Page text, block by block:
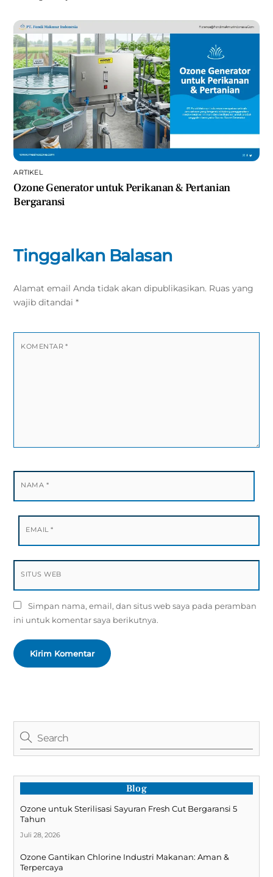
ARTIKEL
Ozone Generator untuk Perikanan & Pertanian
Bergaransi
Tinggalkan Balasan
Alamat email Anda tidak akan dipublikasikan. Ruas yang
wajib ditandai*
KOMENTAR*
NAMA *
EMAIL*
SITUS WEB
Simpan nama, email, dan situs web saya pada peramban
ini untuk komentar saya berikutnya.
Blog
Ozone untuk Sterilisasi Sayuran Fresh Cut Bergaransi 5
Tahun
Juli 28, 2026
Ozone Gantikan Chlorine Industri Makanan: Aman &
Terpercaya